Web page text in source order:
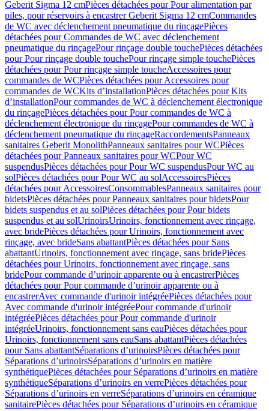
Geberit Sigma 12 cmPièces détachées pour Pour alimentation par
piles, pour réservoirs à encastrer Geberit Sigma 12 cmCommandes
de WC avec déclenchement pneumatique du rinçagePièces
détachées pour Commandes de WC avec déclenchement
pneumatique du rinçagePour rinçage double touchePièces détachées
pour Pour rinçage double touchePour rinçage simple touchePièces
détachées pour Pour rinçage simple toucheAccessoires pour
commandes de WCPièces détachées pour Accessoires pour
commandes de WCKits d’installationPièces détachées pour Kits
d’installationPour commandes de WC à déclenchement électronique
du rinçagePièces détachées pour Pour commandes de WC à
déclenchement électronique du rinçagePour commandes de WC à
déclenchement pneumatique du rinçageRaccordementsPanneaux
sanitaires Geberit MonolithPanneaux sanitaires pour WCPièces
détachées pour Panneaux sanitaires pour WCPour WC
suspendusPièces détachées pour Pour WC suspendusPour WC au
solPièces détachées pour Pour WC au solAccessoiresPièces
détachées pour AccessoiresConsommablesPanneaux sanitaires pour
bidetsPièces détachées pour Panneaux sanitaires pour bidetsPour
bidets suspendus et au solPièces détachées pour Pour bidets
suspendus et au solUrinoirsUrinoirs, fonctionnement avec rinçage,
avec bridePièces détachées pour Urinoirs, fonctionnement avec
rinçage, avec brideSans abattantPièces détachées pour Sans
abattantUrinoirs, fonctionnement avec rinçage, sans bridePièces
détachées pour Urinoirs, fonctionnement avec rinçage, sans
bridePour commande d’urinoir apparente ou à encastrerPièces
détachées pour Pour commande d’urinoir apparente ou à
encastrerAvec commande d'urinoir intégréePièces détachées pour
Avec commande d'urinoir intégréePour commande d'urinoir
intégréePièces détachées pour Pour commande d'urinoir
intégréeUrinoirs, fonctionnement sans eauPièces détachées pour
Urinoirs, fonctionnement sans eauSans abattantPièces détachées
pour Sans abattantSéparations d’urinoirsPièces détachées pour
Séparations d’urinoirsSéparations d’urinoirs en matière
synthétiquePièces détachées pour Séparations d’urinoirs en matière
synthétiqueSéparations d’urinoirs en verrePièces détachées pour
Séparations d’urinoirs en verreSéparations d’urinoirs en céramique
sanitairePièces détachées pour Séparations d’urinoirs en céramique